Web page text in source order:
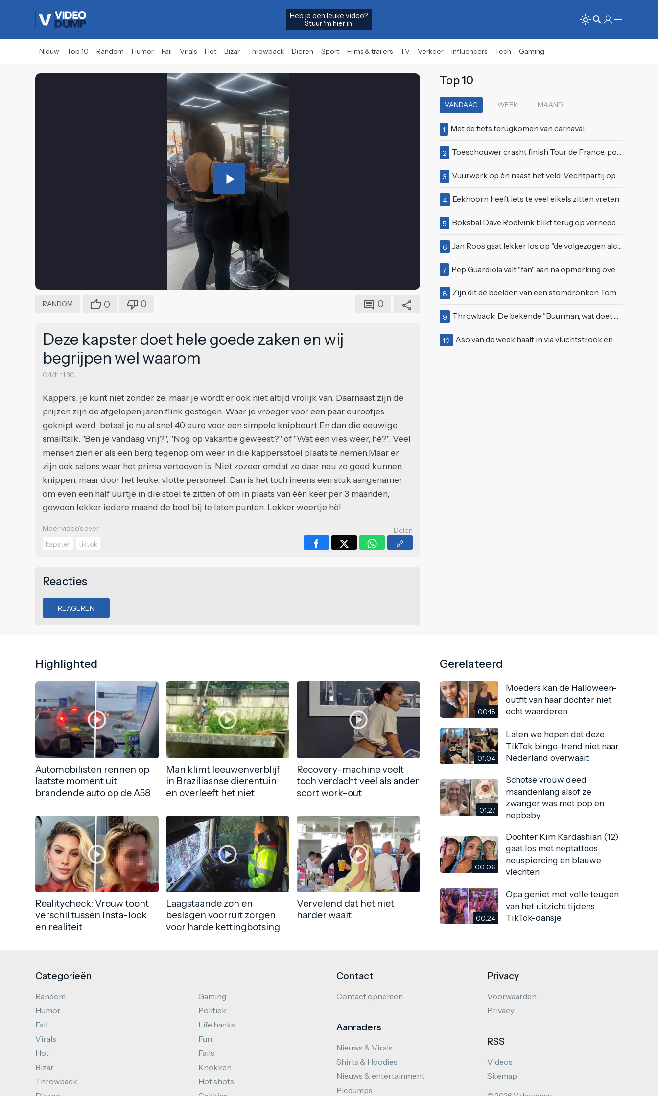
Heb je een leuke video?
Stuur 'm hier in!
Nieuw Top 10 Random Humor Fail Virals Hot Bizar Throwback Dieren Sport Films & trailers TV Verkeer Influencers Tech Gaming
Play
Video
RANDOM 0 0 0
Deze kapster doet hele goede zaken en wij
begrijpen wel waarom
04/11 11:30
Kappers: je kunt niet zonder ze, maar je wordt er ook niet altijd vrolijk van. Daarnaast zijn de
prijzen zijn de afgelopen jaren flink gestegen. Waar je vroeger voor een paar eurootjes
geknipt werd, betaal je nu al snel 40 euro voor een simpele knipbeurt.En dan die eeuwige
smalltalk: "Ben je vandaag vrij?", "Nog op vakantie geweest?" of "Wat een vies weer, hè?". Veel
mensen zien er als een berg tegenop om weer in die kappersstoel plaats te nemen.Maar er
zijn ook salons waar het prima vertoeven is. Niet zozeer omdat ze daar nou zo goed kunnen
knippen, maar door het leuke, vlotte personeel. Dan is het toch ineens een stuk aangenamer
om even een half uurtje in die stoel te zitten of om in plaats van één keer per 3 maanden,
gewoon lekker iedere maand de boel bij te laten punten. Lekker weertje hè!
Meer video's over
kapster
tiktok
Delen
Reacties
REAGEREN
Top 10
VANDAAG WEEK MAAND
1 Met de fiets terugkomen van carnaval
2 Toeschouwer crasht finish Tour de France, politie deelt bodycheck uit
3 Vuurwerk op én naast het veld: Vechtpartij op Ajax-tribune tussen supporters en stewards
4 Eekhoorn heeft iets te veel eikels zitten vreten
5 Boksbal Dave Roelvink blikt terug op vernedering na z'n gevecht met Melvin Manhoef
6 Jan Roos gaat lekker los op "de volgezogen alcoholspons" Robert Jensen
7 Pep Guardiola valt "fan" aan na opmerking over verloren wedstrijd tegen Manchester United
8 Zijn dit dé beelden van een stomdronken Tom Waes vlak voordat hij in z'n auto stapte?
9 Throwback: De bekende "Buurman, wat doet u nu?"-scène uit Flodder met Tatjana Šimić
10 Aso van de week haalt in via vluchtstrook en deelt gevaarlijke brake check uit
Highlighted
Automobilisten rennen op
laatste moment uit
brandende auto op de A58
Man klimt leeuwenverblijf
in Braziliaanse dierentuin
en overleeft het niet
Recovery-machine voelt
toch verdacht veel als ander
soort work-out
Realitycheck: Vrouw toont
verschil tussen Insta-look
en realiteit
Laagstaande zon en
beslagen voorruit zorgen
voor harde kettingbotsing
Vervelend dat het niet
harder waait!
Gerelateerd
00:18
Moeders kan de Halloween-
outfit van haar dochter niet
echt waarderen
01:04
Laten we hopen dat deze
TikTok bingo-trend niet naar
Nederland overwaait
01:27
Schotse vrouw deed
maandenlang alsof ze
zwanger was met pop en
nepbaby
00:06
Dochter Kim Kardashian (12)
gaat los met neptattoos,
neuspiercing en blauwe
vlechten
00:24
Opa geniet met volle teugen
van het uitzicht tijdens
TikTok-dansje
Categorieën
Random
Humor
Fail
Virals
Hot
Bizar
Throwback
Gaming
Politiek
Life hacks
Fun
Fails
Knokken
Hot shots
Contact
Contact opnemen
Aanraders
Nieuws & Virals
Shirts & Hoodies
Nieuws & entertainment
Picdumps
Privacy
Voorwaarden
Privacy
RSS
Videos
Sitemap